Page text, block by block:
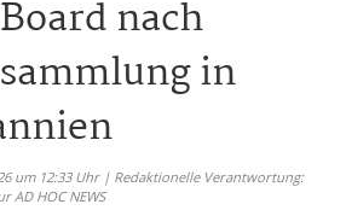
nach
in
um 12:33 Uhr | Redaktionelle Verantwortung:
AD HOC NEWS